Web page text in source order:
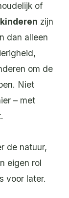
of
zijn
dan alleen
om de
Niet
– met
de natuur,
eigen rol
voor later.